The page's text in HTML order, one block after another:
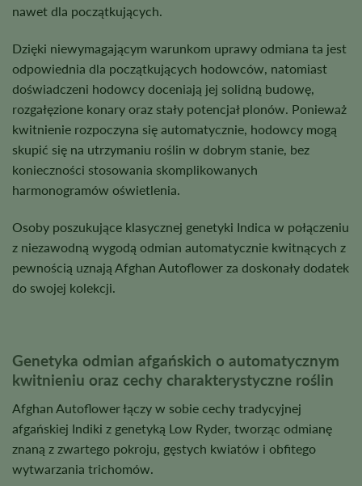
nawet dla początkujących.
Dzięki niewymagającym warunkom uprawy odmiana ta jest
odpowiednia dla początkujących hodowców, natomiast
doświadczeni hodowcy doceniają jej solidną budowę,
rozgałęzione konary oraz stały potencjał plonów. Ponieważ
kwitnienie rozpoczyna się automatycznie, hodowcy mogą
skupić się na utrzymaniu roślin w dobrym stanie, bez
konieczności stosowania skomplikowanych
harmonogramów oświetlenia.
Osoby poszukujące klasycznej genetyki Indica w połączeniu
z niezawodną wygodą odmian automatycznie kwitnących z
pewnością uznają Afghan Autoflower za doskonały dodatek
do swojej kolekcji.
Genetyka odmian afgańskich o automatycznym
kwitnieniu oraz cechy charakterystyczne roślin
Afghan Autoflower łączy w sobie cechy tradycyjnej
afgańskiej Indiki z genetyką Low Ryder, tworząc odmianę
znaną z zwartego pokroju, gęstych kwiatów i obfitego
wytwarzania trichomów.